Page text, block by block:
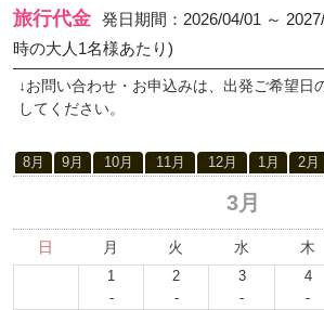
旅行代金 発日期間：2026/04/01 ～
時の大人1名様あたり)
↓お問い合わせ・お申込みは、出発ご希望日
してください。
8月 9月 10月 11月 12月 1月 2月
3月
日 月 火 水 木
1
-
2
-
3
-
4
-